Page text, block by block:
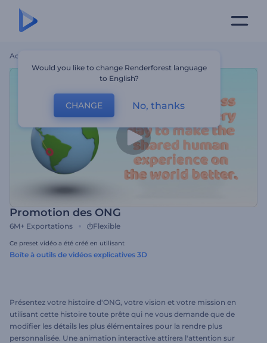
Accueil
Promotion des ONG
6M+ Exportations Flexible
Ce preset vidéo a été créé en utilisant
Boîte à outils de vidéos explicatives 3D
Présentez votre histoire d'ONG, votre vision et votre mission en
utilisant cette histoire toute prête qui ne vous demande que de
modifier les détails les plus élémentaires pour la rendre plus
personnalisée. Une animation interactive attirera l'attention sur
Would you like to change Renderforest language
to English?
CHANGE No, thanks